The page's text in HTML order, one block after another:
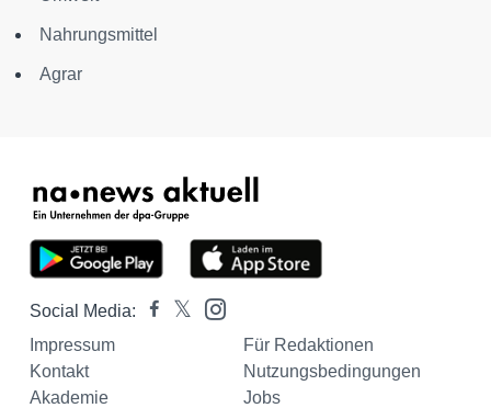
Nahrungsmittel
Agrar
Social Media:
Impressum
Für Redaktionen
Kontakt
Nutzungsbedingungen
Akademie
Jobs